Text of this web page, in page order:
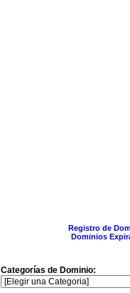
Registro de
Dominios
Categorías de Dominio: